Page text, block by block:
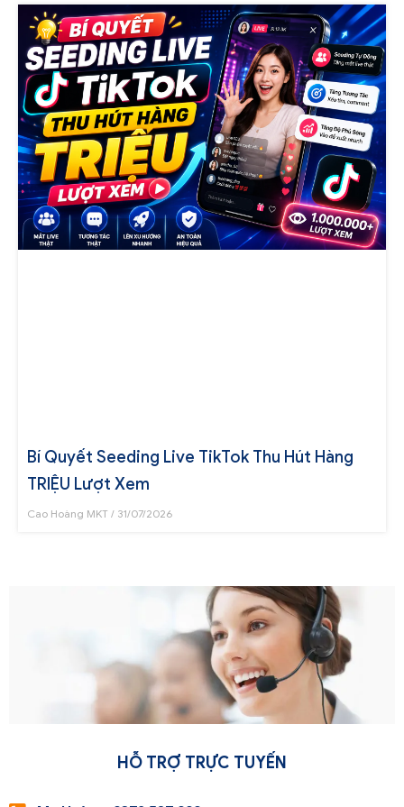
Bí Quyết Seeding Live TikTok Thu Hút Hàng
TRIỆU Lượt Xem
Cao Hoàng MKT 31/07/2026
HỖ TRỢ TRỰC TUYẾN